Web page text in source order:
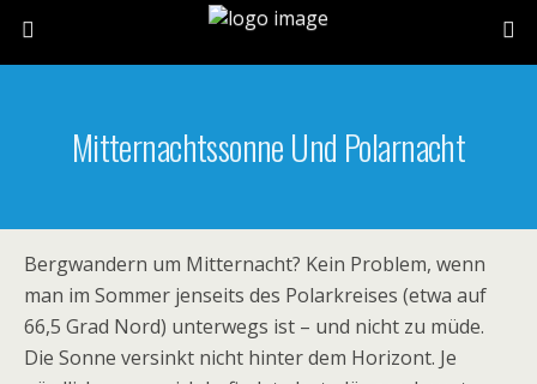
Mitternachtssonne Und Polarnacht
Bergwandern um Mitternacht? Kein Problem, wenn
man im Sommer jenseits des Polarkreises (etwa auf
66,5 Grad Nord) unterwegs ist – und nicht zu müde.
Die Sonne versinkt nicht hinter dem Horizont. Je